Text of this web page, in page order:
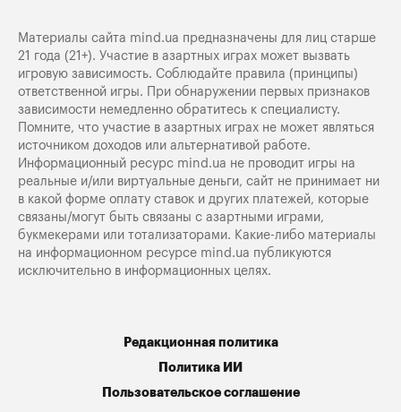
Материалы сайта mind.ua предназначены для лиц старше
21 года (21+). Участие в азартных играх может вызвать
игровую зависимость. Соблюдайте правила (принципы)
ответственной игры. При обнаружении первых признаков
зависимости немедленно обратитесь к специалисту.
Помните, что участие в азартных играх не может являться
источником доходов или альтернативой работе.
Информационный ресурс mind.ua не проводит игры на
реальные и/или виртуальные деньги, сайт не принимает ни
в какой форме оплату ставок и других платежей, которые
связаны/могут быть связаны с азартными играми,
букмекерами или тотализаторами. Какие-либо материалы
на информационном ресурсе mind.ua публикуются
исключительно в информационных целях.
Редакционная политика
Политика ИИ
Пользовательское соглашение